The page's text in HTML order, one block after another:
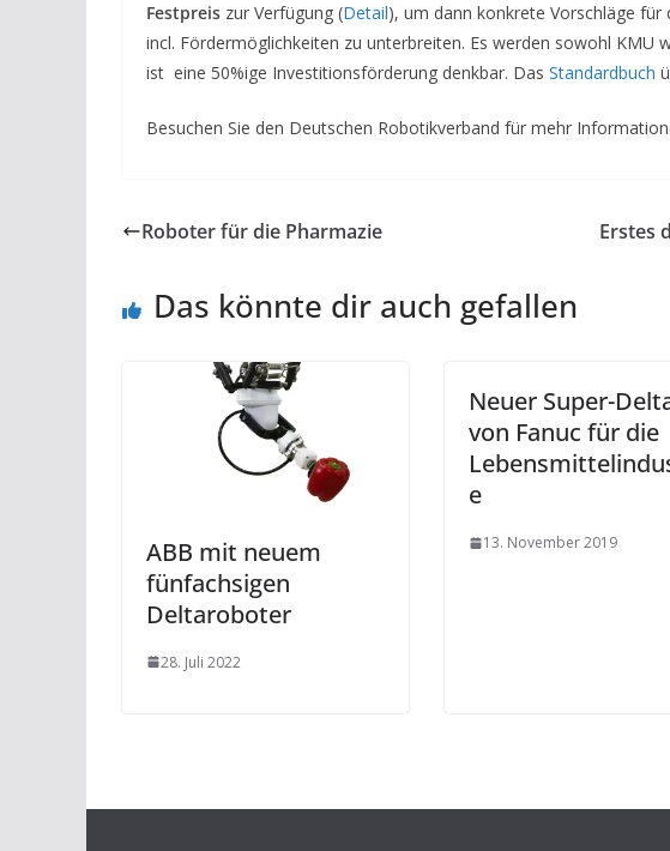
Festpreis zur Verfügung (Detail), um dann konkrete Vorschläge
incl. Fördermöglichkeiten zu unterbreiten. Es werden sowohl KMU
ist eine 50%ige Investitionsförderung denkbar. Das Standardbuch
Besuchen Sie den Deutschen Robotikverband für mehr
Roboter für die Pharmazie Erstes
Das könnte dir auch gefallen
ABB mit neuem
fünfachsigen
Deltaroboter
28. Juli 2022
Neuer Super-
von Fanuc für die
e
13. November 2019